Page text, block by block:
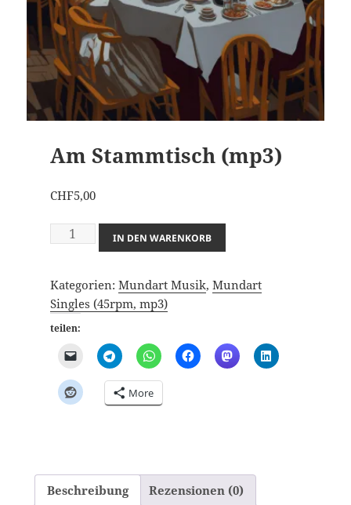
Am Stammtisch (mp3)
CHF5,00
Stammtisch
Menge
IN DEN WARENKORB
Kategorien: Mundart Musik, Mundart
Singles (45rpm, mp3)
teilen:
More
Beschreibung Rezensionen (0)